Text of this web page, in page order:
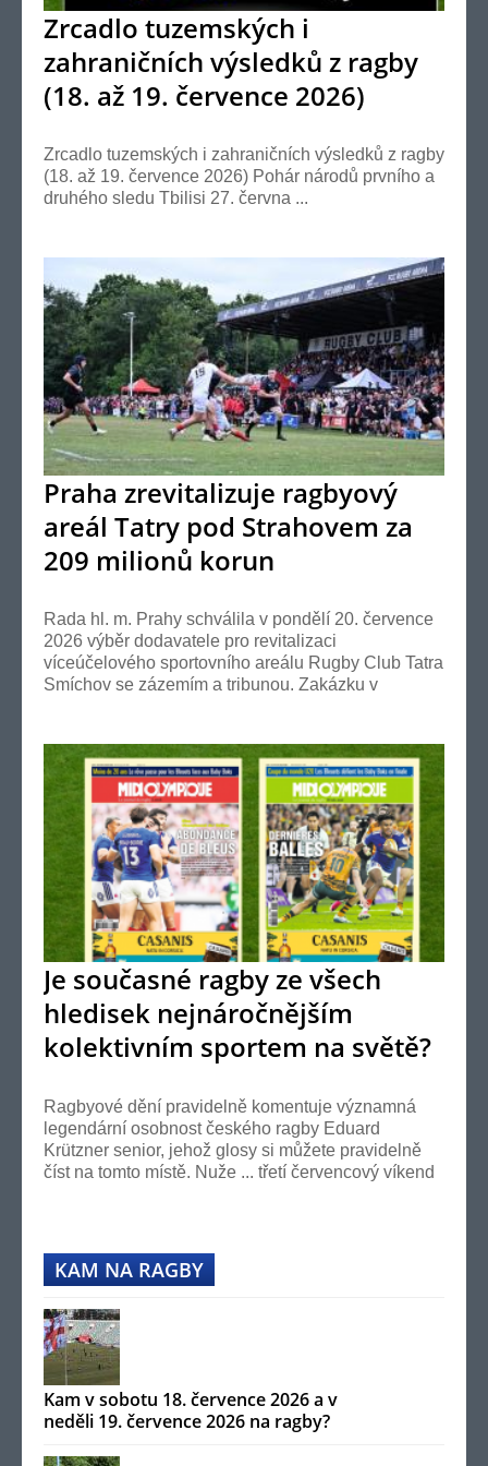
Zrcadlo tuzemských i
zahraničních výsledků z ragby
(18. až 19. července 2026)
Zrcadlo tuzemských i zahraničních výsledků z ragby
(18. až 19. července 2026) Pohár národů prvního a
druhého sledu Tbilisi 27. června ...
Praha zrevitalizuje ragbyový
areál Tatry pod Strahovem za
209 milionů korun
Rada hl. m. Prahy schválila v pondělí 20. července
2026 výběr dodavatele pro revitalizaci
víceúčelového sportovního areálu Rugby Club Tatra
Smíchov se zázemím a tribunou. Zakázku v
Je současné ragby ze všech
hledisek nejnáročnějším
kolektivním sportem na světě?
Ragbyové dění pravidelně komentuje významná
legendární osobnost českého ragby Eduard
Krützner senior, jehož glosy si můžete pravidelně
číst na tomto místě. Nuže ... třetí červencový víkend
KAM NA RAGBY
Kam v sobotu 18. července 2026 a v
neděli 19. července 2026 na ragby?